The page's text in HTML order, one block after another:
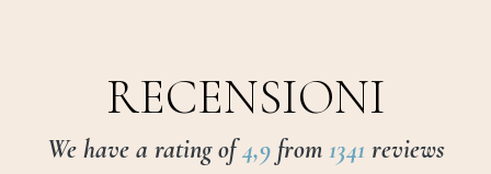
RECENSIONI
We have a rating of4,9from 1341 reviews